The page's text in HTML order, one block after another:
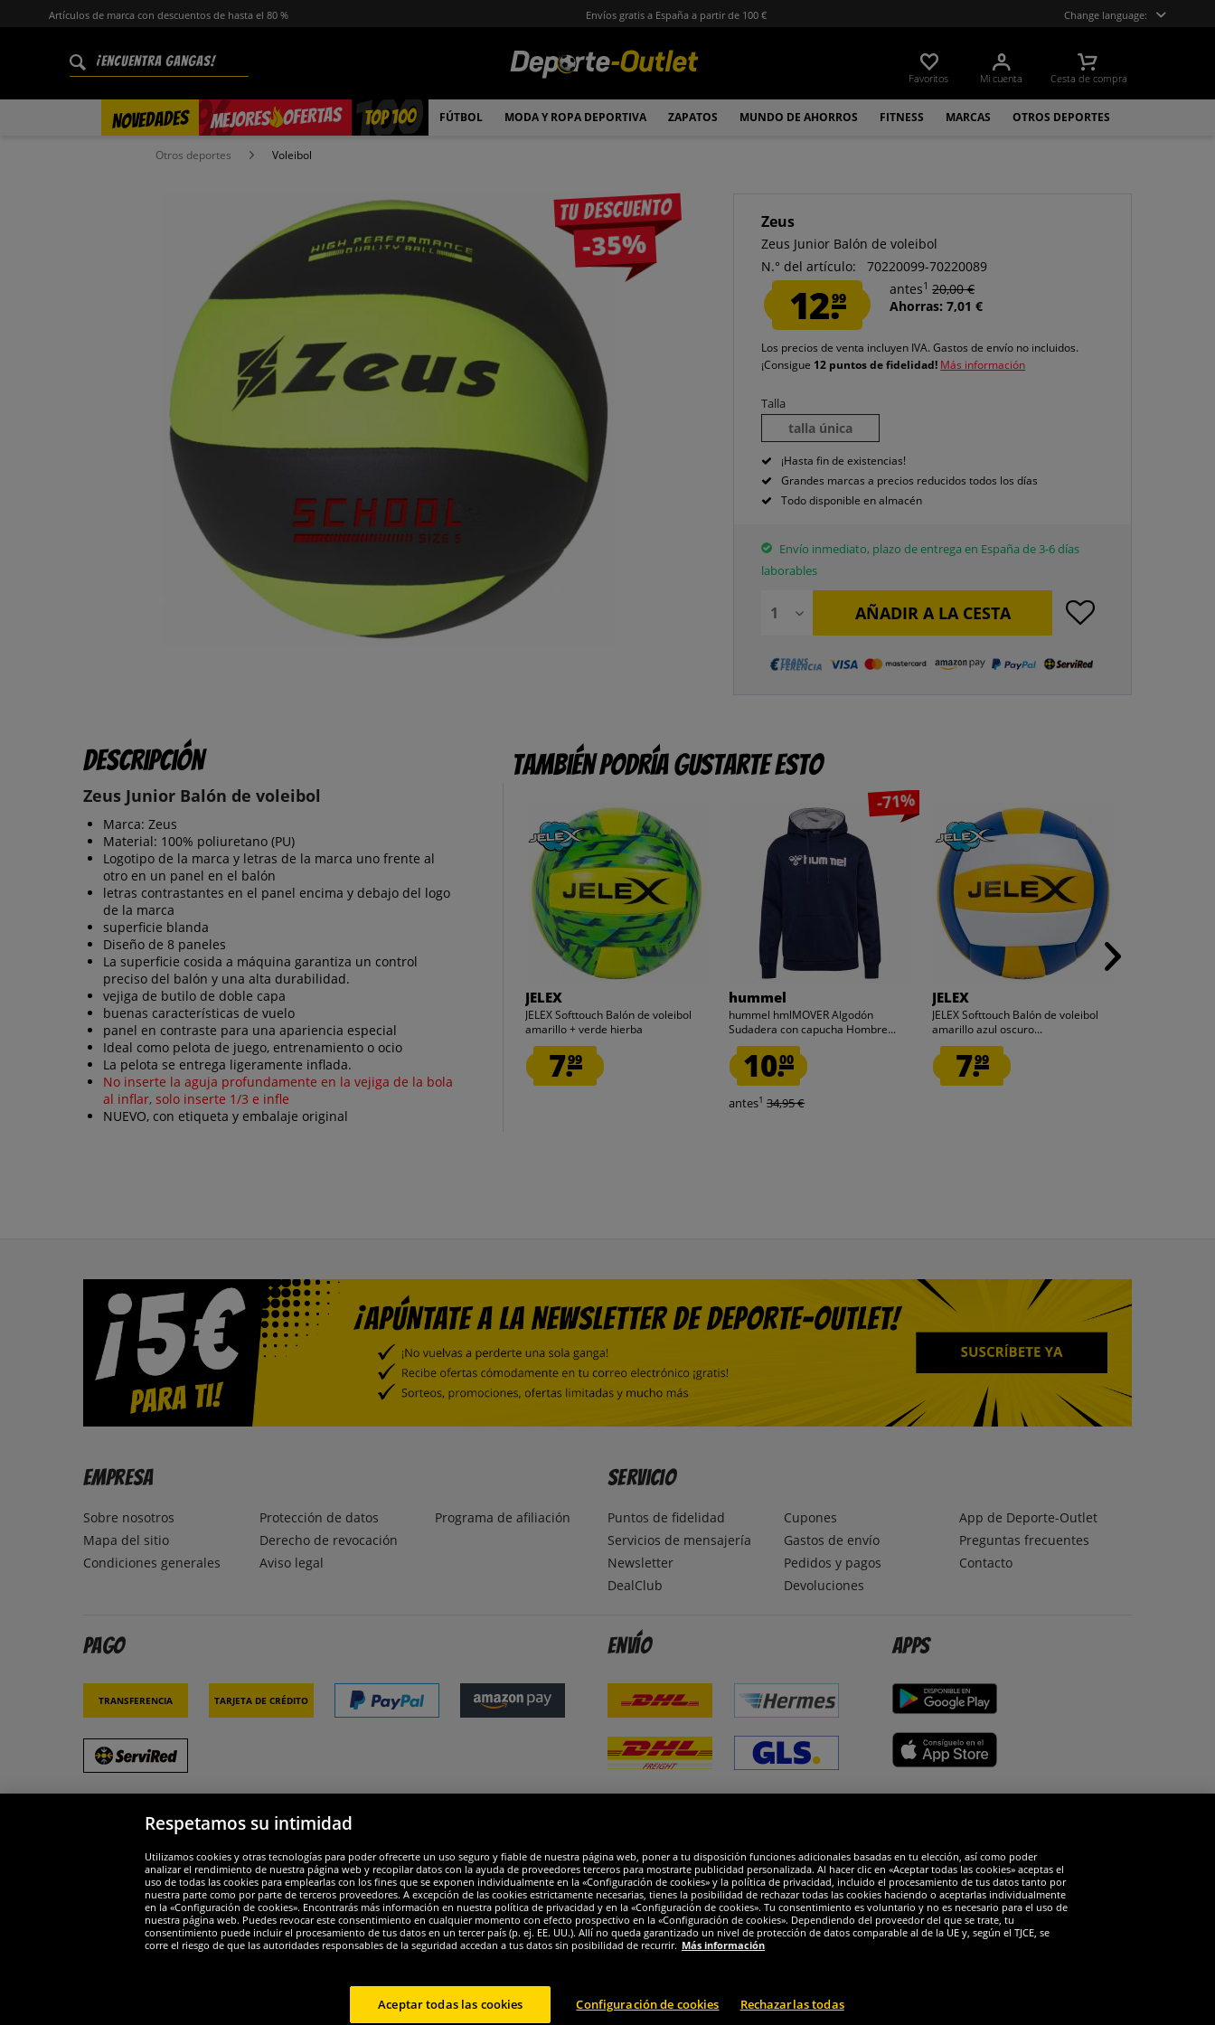
Artículos de marca con descuentos de hasta el 80 % Envíos gratis a España a partir de 100 € Change language:
Favoritos Mi cuenta Cesta de compra
NOVEDADES MEJORES OFERTAS
% TOP 100 FÚTBOL MODA Y ROPA DEPORTIVA ZAPATOS MUNDO DE AHORROS FITNESS MARCAS OTROS DEPORTES
Otros deportes Voleibol
Tu descuento
-35%
Zeus
Zeus Junior Balón de voleibol
N.° del artículo:
70220099-70220089
12.99
antes1 20,00 €
Ahorras: 7,01 €
Los precios de venta incluyen IVA.Gastos de envío no incluidos.
¡Consigue 12 puntos de fidelidad! Más información
Talla
talla única
¡Hasta fin de existencias!
Grandes marcas a precios reducidos todos los días
Todo disponible en almacén
Envío inmediato, plazo de entrega en España de 3-6 días
laborables
AÑADIR A LA CESTA
Descripción
Zeus Junior Balón de voleibol
Marca: Zeus
Material: 100% poliuretano (PU)
Logotipo de la marca y letras de la marca uno frente al
otro en un panel en el balón
letras contrastantes en el panel encima y debajo del logo
de la marca
superficie blanda
Diseño de 8 paneles
La superficie cosida a máquina garantiza un control
preciso del balón y una alta durabilidad.
vejiga de butilo de doble capa
buenas características de vuelo
panel en contraste para una apariencia especial
Ideal como pelota de juego, entrenamiento o ocio
La pelota se entrega ligeramente inflada.
No inserte la aguja profundamente en la vejiga de la bola
al inflar, solo inserte 1/3 e infle
NUEVO, con etiqueta y embalaje original
También podría gustarte esto
JELEX
JELEX Softtouch Balón de voleibol
amarillo + verde hierba
7.99
-71%
hummel
hummel hmlMOVER Algodón
Sudadera con capucha Hombre...
10.00
antes1 34,95 €
JELEX
JELEX Softtouch Balón de voleibol
amarillo azul oscuro...
7.99
Empresa
Sobre nosotros
Mapa del sitio
Condiciones generales
Protección de datos
Derecho de revocación
Aviso legal
Programa de afiliación
Servicio
Puntos de fidelidad
Servicios de mensajería
Newsletter
DealClub
Cupones
Gastos de envío
Pedidos y pagos
Devoluciones
App de Deporte-Outlet
Preguntas frecuentes
Contacto
Pago
Transferencia Tarjeta de crédito
Envío Apps
Widerruf
Respetamos su intimidad
Utilizamos cookies y otras tecnologías para poder ofrecerte un uso seguro y fiable de nuestra página web, poner a tu disposición funciones adicionales basadas en tu elección, así como poder
analizar el rendimiento de nuestra página web y recopilar datos con la ayuda de proveedores terceros para mostrarte publicidad personalizada. Al hacer clic en «Aceptar todas las cookies» aceptas el
uso de todas las cookies para emplearlas con los fines que se exponen individualmente en la «Configuración de cookies» y la política de privacidad, incluido el procesamiento de tus datos tanto por
nuestra parte como por parte de terceros proveedores. A excepción de las cookies estrictamente necesarias, tienes la posibilidad de rechazar todas las cookies haciendo o aceptarlas individualmente
en la «Configuración de cookies». Encontrarás más información en nuestra política de privacidad y en la «Configuración de cookies». Tu consentimiento es voluntario y no es necesario para el uso de
nuestra página web. Puedes revocar este consentimiento en cualquier momento con efecto prospectivo en la «Configuración de cookies». Dependiendo del proveedor del que se trate, tu
consentimiento puede incluir el procesamiento de tus datos en un tercer país (p. ej. EE. UU.). Allí no queda garantizado un nivel de protección de datos comparable al de la UE y, según el TJCE, se
corre el riesgo de que las autoridades responsables de la seguridad accedan a tus datos sin posibilidad de recurrir. Más información
Configuración de cookies Rechazarlas todas
Aceptar todas las cookies